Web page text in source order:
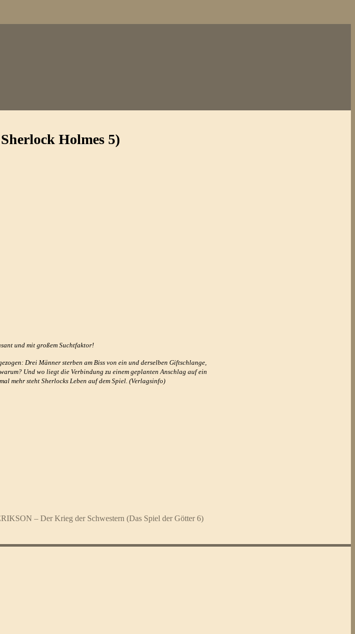
Holmes 5)
und mit großem Suchtfaktor!
Drei Männer sterben am Biss von ein und derselben Giftschlange,
Und wo liegt die Verbindung zu einem geplanten Anschlag auf ein
mehr steht Sherlocks Leben auf dem Spiel. (Verlagsinfo)
– Der Krieg der Schwestern (Das Spiel der Götter 6)